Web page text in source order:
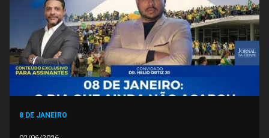
FacebookWhatsappTwitterMessengerTelegramGettr
8 DE JANEIRO